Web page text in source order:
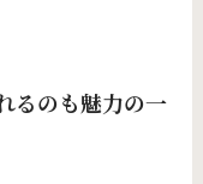
るのも魅力の一